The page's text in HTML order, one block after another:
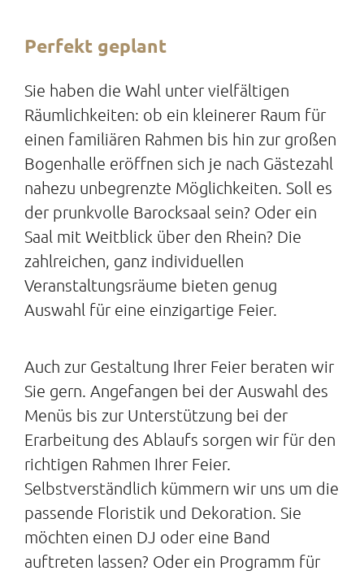
Perfekt geplant
Sie haben die Wahl unter vielfältigen
Räumlichkeiten: ob ein kleinerer Raum für
einen familiären Rahmen bis hin zur großen
Bogenhalle eröffnen sich je nach Gästezahl
nahezu unbegrenzte Möglichkeiten. Soll es
der prunkvolle Barocksaal sein? Oder ein
Saal mit Weitblick über den Rhein? Die
zahlreichen, ganz individuellen
Veranstaltungsräume bieten genug
Auswahl für eine einzigartige Feier.
Auch zur Gestaltung Ihrer Feier beraten wir
Sie gern. Angefangen bei der Auswahl des
Menüs bis zur Unterstützung bei der
Erarbeitung des Ablaufs sorgen wir für den
richtigen Rahmen Ihrer Feier.
Selbstverständlich kümmern wir uns um die
passende Floristik und Dekoration. Sie
möchten einen DJ oder eine Band
auftreten lassen? Oder ein Programm für